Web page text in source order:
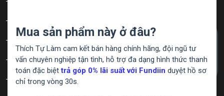
Mũi khoan sắt
Mũi khoét gỗ
Mũi khoan rút lõi
Mua sản phẩm này ở đâu?
Thích Tự Làm cam kết bán hàng chính hãng, đội ngũ tư
vấn chuyên nghiệp tận tình, hỗ trợ đa dạng hình thức thanh
toán đặc biệttrả góp 0% lãi suất với Fundiin duyệt hồ sơ
chỉ trong vòng 30s.